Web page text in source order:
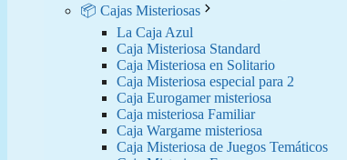
📦 Cajas Misteriosas
La Caja Azul
Caja Misteriosa Standard
Caja Misteriosa en Solitario
Caja Misteriosa especial para 2
Caja Eurogamer misteriosa
Caja misteriosa Familiar
Caja Wargame misteriosa
Caja Misteriosa de Juegos Temáticos